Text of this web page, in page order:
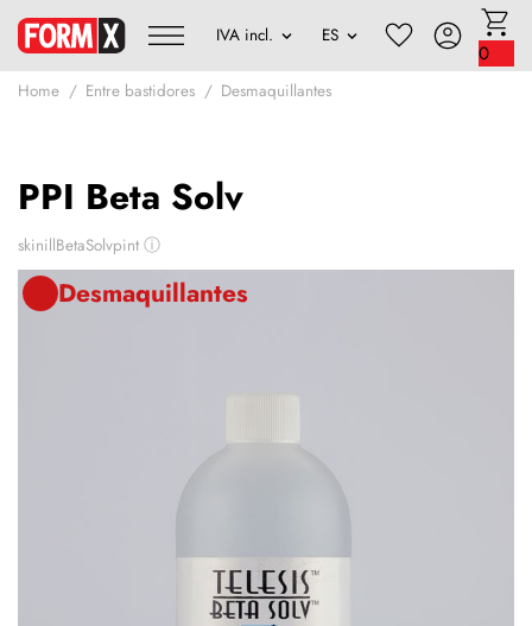
0
Home Entre bastidores Desmaquillantes
PPI Beta Solv
skinillBetaSolvpint ⓘ
Desmaquillantes